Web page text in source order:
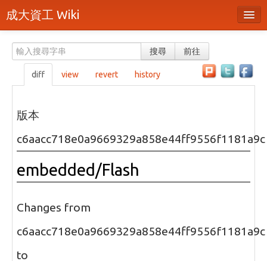
成大資工 Wiki
分類
隨機頁面
最近活動
上傳檔案
頁面原始檔
可列印版本
刪除本頁
登入 / 註冊帳號
搜尋 前往
diff view revert history
版本
c6aacc718e0a9669329a858e44ff9556f1181a9c
embedded/Flash
Changes from
c6aacc718e0a9669329a858e44ff9556f1181a9c
to